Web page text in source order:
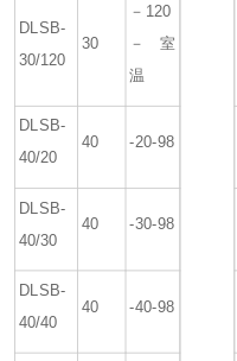
DLSB-
30/120
30
－120
－室
温
DLSB-
40/20
40 -20-98
DLSB-
40/30
40 -30-98
DLSB-
40/40
40 -40-98